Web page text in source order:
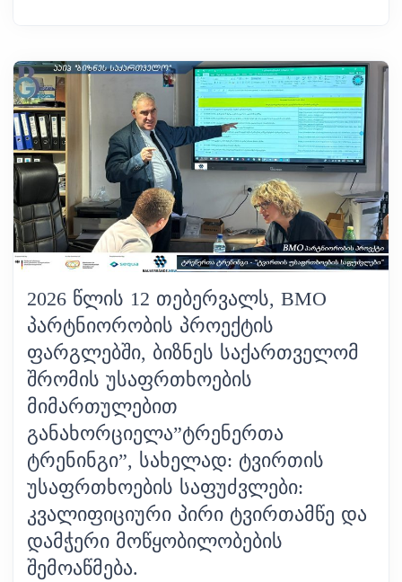
2026 ᲬᲚᲘᲡ 12 ᲗᲔᲑᲔᲠᲕᲐᲚᲡ, BMO
ᲞᲐᲠᲢᲜᲘᲝᲠᲝᲑᲘᲡ ᲞᲠᲝᲔᲥᲢᲘᲡ
ᲤᲐᲠᲒᲚᲔᲑᲨᲘ, ᲑᲘᲖᲜᲔᲡ ᲡᲐᲥᲐᲠᲗᲕᲔᲚᲝᲛ
ᲨᲠᲝᲛᲘᲡ ᲣᲡᲐᲤᲠᲗᲮᲝᲔᲑᲘᲡ
ᲛᲘᲛᲐᲠᲗᲣᲚᲔᲑᲘᲗ
ᲒᲐᲜᲐᲮᲝᲠᲪᲘᲔᲚᲐ”ᲢᲠᲔᲜᲔᲠᲗᲐ
ᲢᲠᲔᲜᲘᲜᲒᲘ”, ᲡᲐᲮᲔᲚᲐᲓ: ᲢᲕᲘᲠᲗᲘᲡ
ᲣᲡᲐᲤᲠᲗᲮᲝᲔᲑᲘᲡ ᲡᲐᲤᲣᲫᲕᲚᲔᲑᲘ:
ᲙᲕᲐᲚᲘᲤᲘᲪᲘᲣᲠᲘ ᲞᲘᲠᲘ ᲢᲕᲘᲠᲗᲐᲛᲬᲔ ᲓᲐ
ᲓᲐᲛᲭᲔᲠᲘ ᲛᲝᲬᲧᲝᲑᲘᲚᲝᲑᲔᲑᲘᲡ
ᲨᲔᲛᲝᲐᲬᲛᲔᲑᲐ.